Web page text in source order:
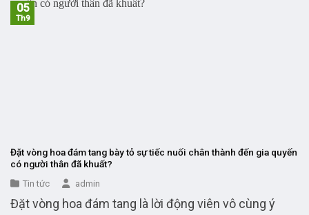
Đặt vòng hoa đám tang bày tỏ sự tiếc nuối chân thành đến gia quyến
có người thân đã khuất?
Tin tức admin
Đặt vòng hoa đám tang là lời động viên vô cùng ý
05
Th9